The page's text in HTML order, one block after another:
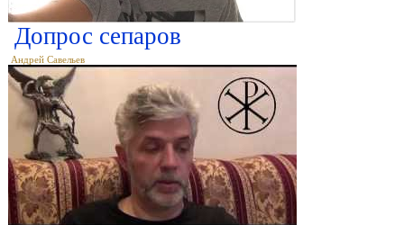
Допрос сепаров
Андрей Савельев